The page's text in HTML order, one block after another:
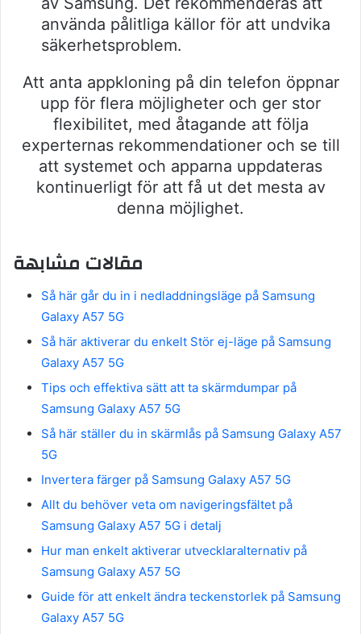
använda pålitliga källor för att undvika
säkerhetsproblem.
Att anta appkloning på din telefon öppnar
upp för flera möjligheter och ger stor
flexibilitet, med åtagande att följa
experternas rekommendationer och se till
att systemet och apparna uppdateras
kontinuerligt för att få ut det mesta av
denna möjlighet.
مقالات مشابهة
Så här går du in i nedladdningsläge på Samsung
Galaxy A57 5G
Så här aktiverar du enkelt Stör ej-läge på Samsung
Galaxy A57 5G
Tips och effektiva sätt att ta skärmdumpar på
Samsung Galaxy A57 5G
Så här ställer du in skärmlås på Samsung Galaxy A57
5G
Invertera färger på Samsung Galaxy A57 5G
Allt du behöver veta om navigeringsfältet på
Samsung Galaxy A57 5G i detalj
Hur man enkelt aktiverar utvecklaralternativ på
Samsung Galaxy A57 5G
Guide för att enkelt ändra teckenstorlek på Samsung
Galaxy A57 5G